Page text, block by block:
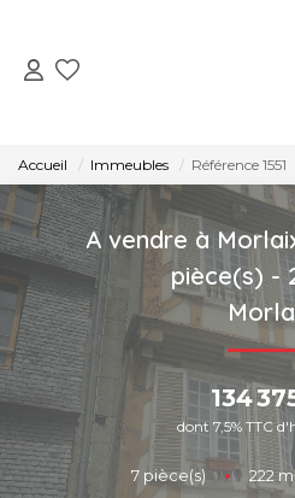
NOS
Accueil Immeubles Référence 1551
A vendre à
pièce(s) -
134
dont 7,5% TTC
7 pièce(s) • 222